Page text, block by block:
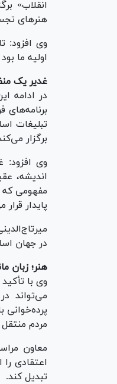
هنرهای
اولیه ما
غدیر یک
در ادامه
برگزار
وی افزود:
اندیشه،
مفهومی که
پایدار
در جهان
هنر؛ زبان
وی با
می‌تواند
پرده‌خوانی
مردم
معاون
اعتقادی
تبدیل کند.